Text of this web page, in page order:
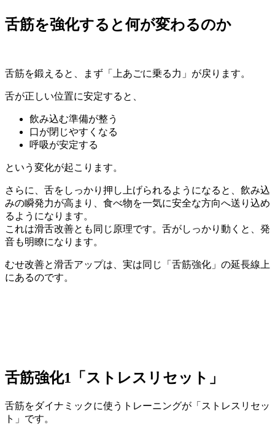
舌筋を強化すると何が変わるのか
舌筋を鍛えると、まず「上あごに乗る力」が戻ります。
舌が正しい位置に安定すると、
飲み込む準備が整う
口が閉じやすくなる
呼吸が安定する
という変化が起こります。
さらに、舌をしっかり押し上げられるようになると、飲み込
みの瞬発力が高まり、食べ物を一気に安全な方向へ送り込め
るようになります。
これは滑舌改善とも同じ原理です。舌がしっかり動くと、発
音も明瞭になります。
むせ改善と滑舌アップは、実は同じ「舌筋強化」の延長線上
にあるのです。
舌筋強化1「ストレスリセット」
舌筋をダイナミックに使うトレーニングが「ストレスリセッ
ト」です。